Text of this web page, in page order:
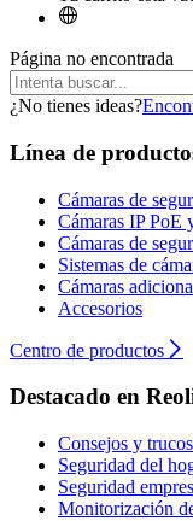
Página no encontrada
¿No tienes ideas?
Línea de
Cámaras de
Cámaras IP PoE
Cámaras de
Sistemas de
Cámaras
Accesorios
Centro de productos
Destacado en
Consejos y trucos
Seguridad del
Seguridad
Monitorización